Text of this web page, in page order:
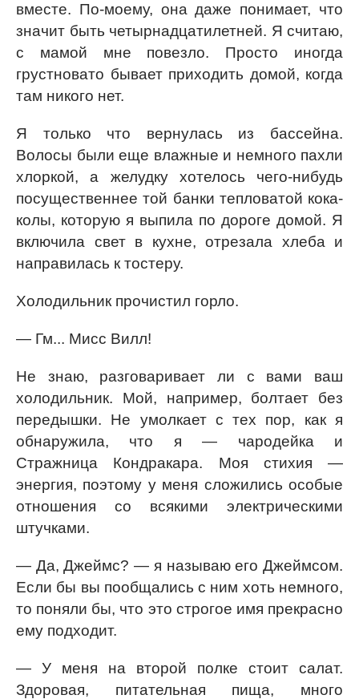
вместе. По-моему, она даже понимает, что
значит быть четырнадцатилетней. Я считаю,
с мамой мне повезло. Просто иногда
грустновато бывает приходить домой, когда
там никого нет.
Я только что вернулась из бассейна.
Волосы были еще влажные и немного пахли
хлоркой, а желудку хотелось чего-нибудь
посущественнее той банки тепловатой кока-
колы, которую я выпила по дороге домой. Я
включила свет в кухне, отрезала хлеба и
направилась к тостеру.
Холодильник прочистил горло.
— Гм... Мисс Вилл!
Не знаю, разговаривает ли с вами ваш
холодильник. Мой, например, болтает без
передышки. Не умолкает с тех пор, как я
обнаружила, что я — чародейка и
Стражница Кондракара. Моя стихия —
энергия, поэтому у меня сложились особые
отношения со всякими электрическими
штучками.
— Да, Джеймс? — я называю его Джеймсом.
Если бы вы пообщались с ним хоть немного,
то поняли бы, что это строгое имя прекрасно
ему подходит.
— У меня на второй полке стоит салат.
Здоровая, питательная пища, много